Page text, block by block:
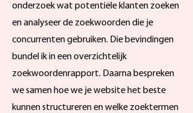
onderzoek wat potentiële klanten zoeken
en analyseer de zoekwoorden die je
concurrenten gebruiken. Die bevindingen
bundel ik in een overzichtelijk
zoekwoordenrapport. Daarna bespreken
we samen hoe we je website het beste
kunnen structureren en welke zoektermen